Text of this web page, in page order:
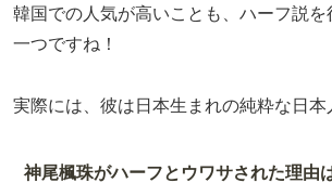
韓国での人気が高いことも、ハーフ説
一つですね！
実際には、彼は日本生まれの純粋な日本
神尾楓珠がハーフとウワサされた理由